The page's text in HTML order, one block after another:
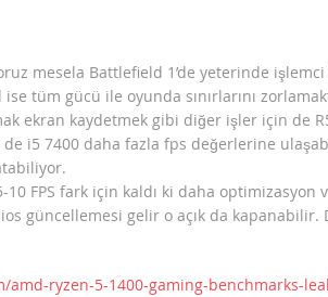
mesela Battlefield 1’de yeterinde
tüm gücü ile oyunda sınırlarını
ekran kaydetmek gibi diğer işler için de
i5 7400 daha fazla fps değerlerine
10 FPS fark için kaldı ki daha optimizasyon
güncellemesi gelir o açık da kapanabilir.
amd-ryzen-5-1400-gaming-benchmarks-